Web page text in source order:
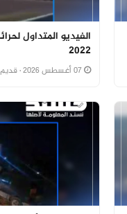
الفيديو المتداول
2022
· قديم